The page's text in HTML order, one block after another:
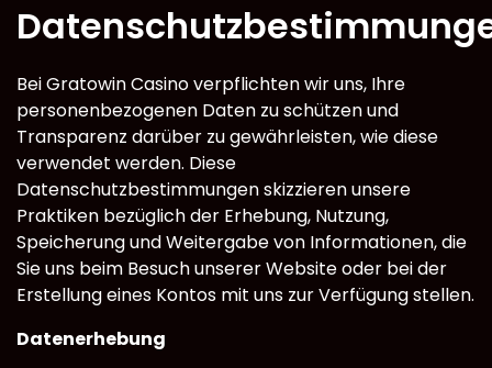
Bei Gratowin Casino verpflichten wir uns, Ihre
personenbezogenen Daten zu schützen und
Transparenz darüber zu gewährleisten, wie diese
verwendet werden. Diese
Datenschutzbestimmungen skizzieren unsere
Praktiken bezüglich der Erhebung, Nutzung,
Speicherung und Weitergabe von Informationen, die
Sie uns beim Besuch unserer Website oder bei der
Erstellung eines Kontos mit uns zur Verfügung stellen.
Datenerhebung